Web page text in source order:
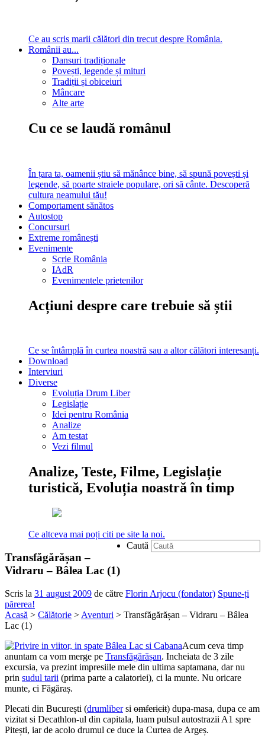
Ce au scris marii călători din trecut despre România.
Românii au...
Dansuri tradiționale
Povești, legende și mituri
Tradiții și obiceiuri
Mâncare
Alte arte
Cu ce se laudă românul
În țara ta, oamenii știu să mănânce bine, să spună povești și
legende, să poarte straiele populare, ori să cânte. Descoperă
cultura neamului tău!
Comportament sănătos
Autostop
Concursuri
Extreme românești
Evenimente
Scrie România
IAdR
Evenimentele prietenilor
Acțiuni despre care trebuie să știi
Ce se întâmplă în curtea noastră sau a altor călători interesanți.
Download
Interviuri
Diverse
Evoluția Drum Liber
Legislație
Idei pentru România
Analize
Am testat
Vezi filmul
Analize, Teste, Filme, Legislație
turistică, Evoluția noastră în timp
Ce altceva mai poți citi pe site la noi.
Caută
Transfăgărășan –
Vidraru – Bâlea Lac (1)
Scris la 31 august 2009 de către Florin Arjocu (fondator) Spune-ți
părerea!
Acasă > Călătorie >Aventuri > Transfăgărășan – Vidraru – Bâlea
Lac (1)
Acum ceva timp
anuntam ca vom merge pe Transfăgărășan. Incheiata de 3 zile
excursia, va prezint impresiile mele din ultima saptamana, dar nu
prin sudul tarii (prima parte a calatoriei), ci la munte. Nu oricare
munte, ci Făgăraș.
Plecati din București (drumlibersi omfericit) dupa-masa, dupa ce am
vizitat si Decathlon-ul din capitala, luam pulsul autostrazii A1 spre
Pitești, iar de acolo drumul ce duce la Curtea de Argeș.